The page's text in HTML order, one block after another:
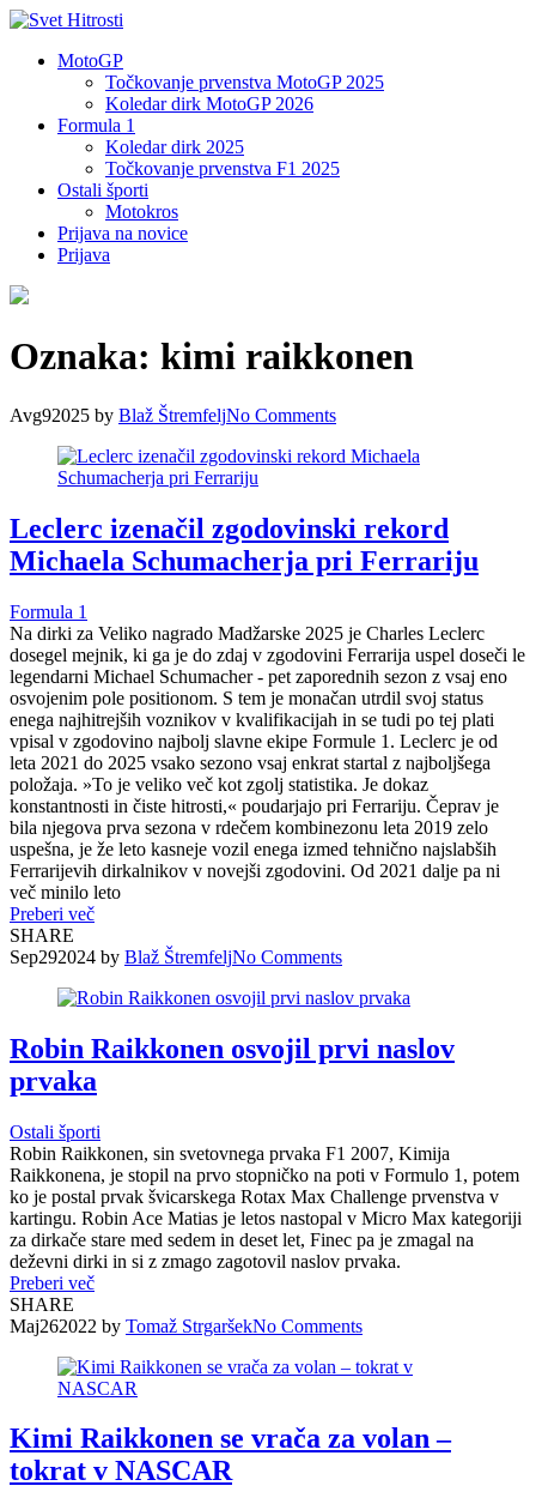
MotoGP
Točkovanje prvenstva MotoGP 2025
Koledar dirk MotoGP 2026
Formula 1
Koledar dirk 2025
Točkovanje prvenstva F1 2025
Ostali športi
Motokros
Prijava na novice
Prijava
Oznaka: kimi raikkonen
Avg92025 by Blaž ŠtremfeljNo Comments
Leclerc izenačil zgodovinski rekord
Michaela Schumacherja pri Ferrariju
Formula 1
Na dirki za Veliko nagrado Madžarske 2025 je Charles Leclerc
dosegel mejnik, ki ga je do zdaj v zgodovini Ferrarija uspel doseči le
legendarni Michael Schumacher - pet zaporednih sezon z vsaj eno
osvojenim pole positionom. S tem je monačan utrdil svoj status
enega najhitrejših voznikov v kvalifikacijah in se tudi po tej plati
vpisal v zgodovino najbolj slavne ekipe Formule 1. Leclerc je od
leta 2021 do 2025 vsako sezono vsaj enkrat startal z najboljšega
položaja. »To je veliko več kot zgolj statistika. Je dokaz
konstantnosti in čiste hitrosti,« poudarjajo pri Ferrariju. Čeprav je
bila njegova prva sezona v rdečem kombinezonu leta 2019 zelo
uspešna, je že leto kasneje vozil enega izmed tehnično najslabših
Ferrarijevih dirkalnikov v novejši zgodovini. Od 2021 dalje pa ni
več minilo leto
Preberi več
SHARE
Sep292024 by Blaž ŠtremfeljNo Comments
Robin Raikkonen osvojil prvi naslov
prvaka
Ostali športi
Robin Raikkonen, sin svetovnega prvaka F1 2007, Kimija
Raikkonena, je stopil na prvo stopničko na poti v Formulo 1, potem
ko je postal prvak švicarskega Rotax Max Challenge prvenstva v
kartingu. Robin Ace Matias je letos nastopal v Micro Max kategoriji
za dirkače stare med sedem in deset let, Finec pa je zmagal na
deževni dirki in si z zmago zagotovil naslov prvaka.
Preberi več
SHARE
Maj262022 by Tomaž StrgaršekNo Comments
Kimi Raikkonen se vrača za volan –
tokrat v NASCAR